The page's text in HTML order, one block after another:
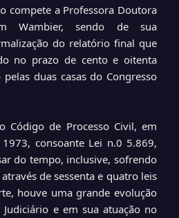
compete a Professora Doutora
Wambier, sendo de sua
do relatório final que
no prazo de cento e oitenta
duas casas do Congresso
Código de Processo Civil, em
consoante Lei n.0 5.869,
do tempo, inclusive, sofrendo
de sessenta e quatro leis
houve uma grande evolução
e em sua atuação no